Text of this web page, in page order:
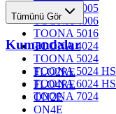
TOONA 4005
TOONA 4006
TOONA 5016
TOONA 4024
TOONA 5024
TOONA 5024 HS
TOONA 6024 HS
TOONA 7024
Tümünü Gör
Kumandalar
FLO2RE
FLO4RE
ON2E
ON4E